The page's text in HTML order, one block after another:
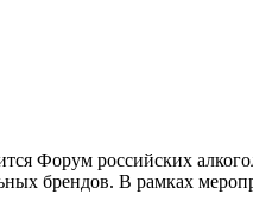
Форум российских
брендов. В рамках